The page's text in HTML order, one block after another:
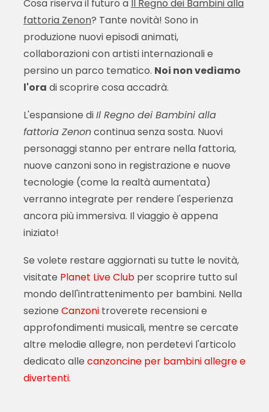
Cosa riserva il futuro a Il Regno dei Bambini alla
fattoria Zenon? Tante novità! Sono in
produzione nuovi episodi animati,
collaborazioni con artisti internazionali e
persino un parco tematico. Noi non vediamo
l'ora di scoprire cosa accadrà.
L'espansione diIl Regno dei Bambini alla
fattoria Zenoncontinua senza sosta. Nuovi
personaggi stanno per entrare nella fattoria,
nuove canzoni sono in registrazione e nuove
tecnologie (come la realtà aumentata)
verranno integrate per rendere l'esperienza
ancora più immersiva. Il viaggio è appena
iniziato!
Se volete restare aggiornati su tutte le novità,
visitate Planet Live Clubper scoprire tutto sul
mondo dell'intrattenimento per bambini. Nella
sezione Canzonitroverete recensioni e
approfondimenti musicali, mentre se cercate
altre melodie allegre, non perdetevi l'articolo
dedicato alle canzoncine per bambini allegre e
divertenti.